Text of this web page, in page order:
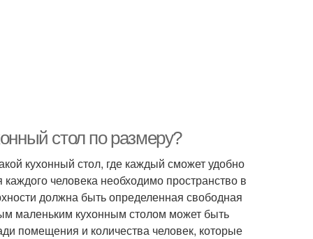
стол по размеру?
кухонный стол, где каждый сможет удобно
человека необходимо пространство в
должна быть определенная свободная
маленьким кухонным столом может быть
помещения и количества человек, которые